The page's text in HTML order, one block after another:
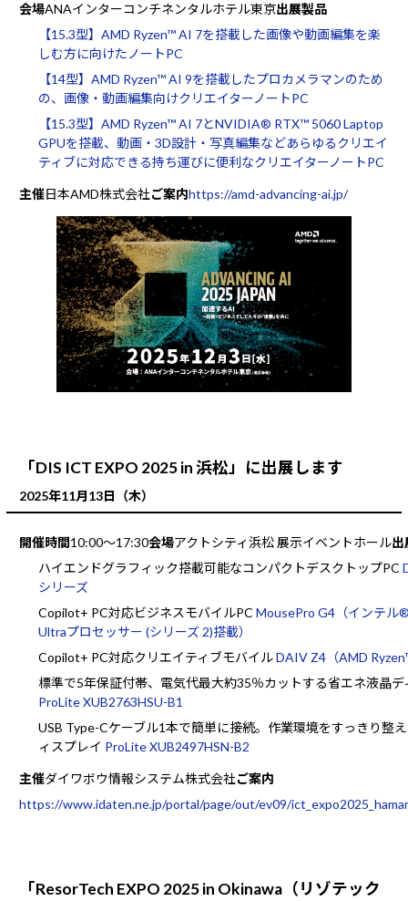
会場ANAインターコンチネンタルホテル東京出展製品
【15.3型】AMD Ryzen™ AI 7を搭載した画像や動画編集を楽
しむ方に向けたノートPC
【14型】AMD Ryzen™ AI 9を搭載したプロカメラマンのため
の、 画像・動画編集向けクリエイターノートPC
【15.3型】AMD Ryzen™ AI 7とNVIDIA® RTX™ 5060 Laptop
GPUを搭載、 動画・3D設計・写真編集などあらゆるクリエイ
ティブに対応できる持ち運びに便利なクリエイターノートPC
主催日本AMD株式会社ご案内https://amd-advancing-ai.jp/
「DIS ICT EXPO 2025 in 浜松」に出展します
2025年11⽉13⽇（木）
開催時間10:00～17:30会場アクトシティ浜松 展示イベントホール出
ハイエンドグラフィック搭載可能なコンパクトデスクトップPC
シリーズ
Copilot+ PC対応ビジネスモバイルPC MousePro G4（インテル
Ultraプロセッサー (シリーズ 2)搭載）
Copilot+ PC対応クリエイティブモバイルDAIV Z4（AMD
標準で5年保証付帯、電気代最大約35％カットする省エネ液晶デ
ProLite XUB2763HSU-B1
USB Type-Cケーブル1本で簡単に接続。作業環境をすっきり整
ィスプレイ ProLite XUB2497HSN-B2
主催ダイワボウ情報システム株式会社ご案内
https://www.idaten.ne.jp/portal/page/out/ev09/
「ResorTech EXPO 2025 in Okinawa（リゾテック